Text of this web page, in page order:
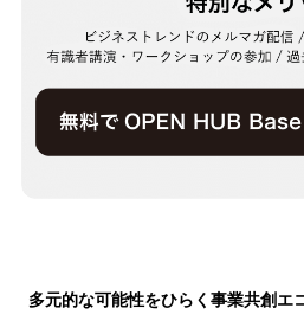
多元的な可能性をひらく事業共創エ